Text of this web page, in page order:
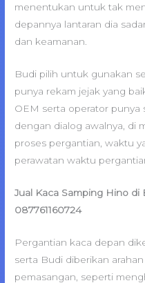
menentukan untuk tak
depannya lantaran dia
dan keamanan.
Budi pilih untuk gunakan
punya rekam jejak yang
OEM serta operator punya
dengan dialog awalnya, di
proses pergantian, waktu
perawatan waktu
Jual Kaca Samping Hino
087761160724
Pergantian kaca depan
serta Budi diberikan
pemasangan, seperti